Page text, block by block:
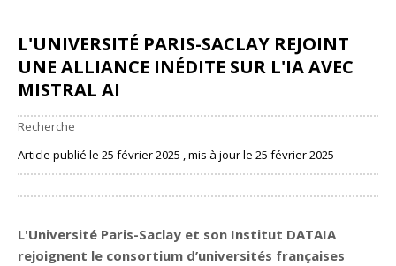
L'UNIVERSITÉ PARIS-SACLAY REJOINT
UNE ALLIANCE INÉDITE SUR L'IA AVEC
MISTRAL AI
Recherche
Article publié le 25 février 2025 , mis à jour le 25 février 2025
L'Université Paris-Saclay et son Institut DATAIA
rejoignent le consortium d’universités françaises